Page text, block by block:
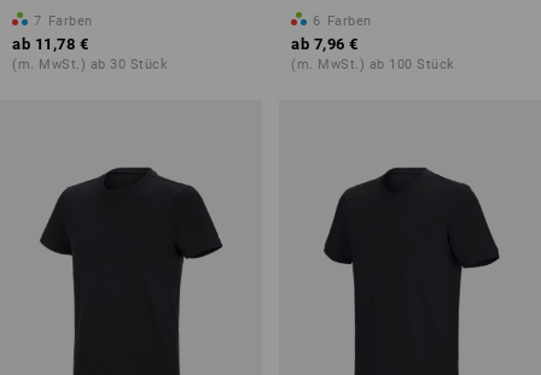
7 Farben
ab 11,78 €
(m. MwSt.) ab 30 Stück
6 Farben
ab 7,96 €
(m. MwSt.) ab 100 Stück